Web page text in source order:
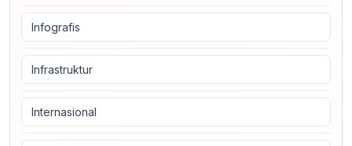
Infografis
Infrastruktur
Internasional